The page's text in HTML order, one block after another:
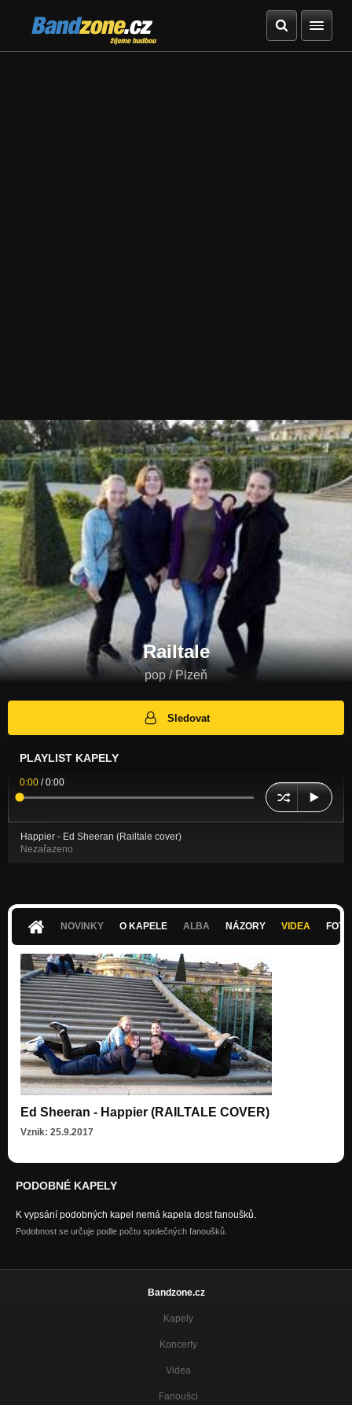
Bandzone.cz
žijeme hudbou
Railtale
pop / Plzeň
Sledovat
PLAYLIST KAPELY
0:00 /0:00
Happier - Ed Sheeran (Railtale cover)
Nezařazeno
NOVINKY O KAPELE ALBA NÁZORY VIDEA
Ed Sheeran - Happier (RAILTALE COVER)
Vznik: 25.9.2017
PODOBNÉ KAPELY
K vypsání podobných kapel nemá kapela dost fanoušků.
Podobnost se určuje podle počtu společných fanoušků.
Bandzone.cz
Kapely
Koncerty
Videa
Fanoušci